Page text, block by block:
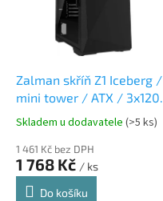
Zalman skříň Z1 Iceberg /
mini tower / ATX / 3x120
fan / 2xUSB 3.0 / 1xUSB
2.0 / prosklená bočnice /
černý
Skladem u dodavatele (>5 ks)
1 461 Kč bez DPH
1 768 Kč / ks
Do košíku